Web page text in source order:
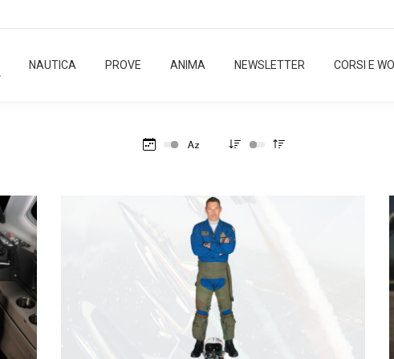
NAUTICA PROVE ANIMA NEWSLETTER CORSI E